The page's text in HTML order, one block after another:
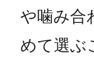
や噛み合
めて選ぶ